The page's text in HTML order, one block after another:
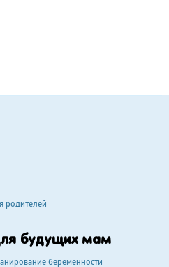
родителей
будущих мам
беременности